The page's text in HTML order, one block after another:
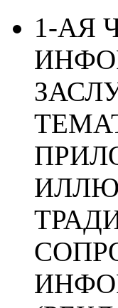
1-АЯ